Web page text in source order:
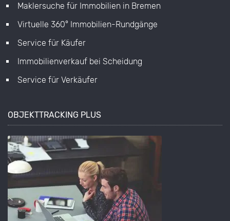
Maklersuche für Immobilien in Bremen
Virtuelle 360° Immobilien-Rundgänge
Service für Käufer
Immobilienverkauf bei Scheidung
Service für Verkäufer
OBJEKTTRACKING PLUS